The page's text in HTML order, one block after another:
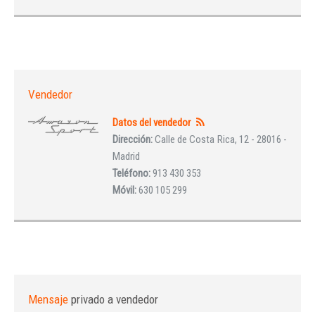
Vendedor
Datos del vendedor
Dirección:Calle de Costa Rica, 12 - 28016 -
Madrid
Teléfono:913 430 353
Móvil:630 105 299
Mensaje privado a vendedor